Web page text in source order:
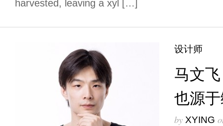
harvested, leaving a xyl […]
设计师
马文
也源
by XYING